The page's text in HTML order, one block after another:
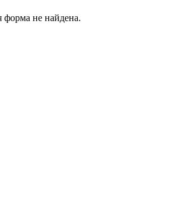
форма не найдена.